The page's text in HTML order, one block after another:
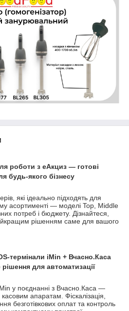
роботи з еАкциз — готові
будь-якого бізнесу
які ідеально підходять для
асортименті — моделі Top, Middle
потреб і бюджету. Дізнайтеся,
рішенням саме для вашого
термінали iMin + Вчасно.Каса
для автоматизації
у поєднанні з Вчасно.Каса —
апаратам. Фіскалізація,
безготівкових оплат та контроль